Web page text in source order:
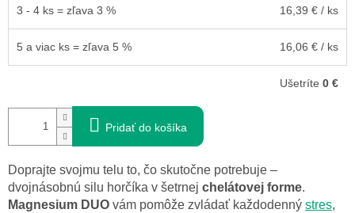
3 - 4 ks = zľava 3 % 16,39 € / ks
5 a viac ks = zľava 5 % 16,06 € / ks
Ušetríte 0 €
Pridať do košíka
Doprajte svojmu telu to, čo skutočne potrebuje –
dvojnásobnú silu horčíka v šetrnej chelátovej forme.
Magnesium DUO vám pomôže zvládať každodenný stres,